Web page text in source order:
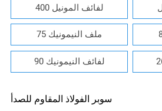
لفائف المونيل 400
ملف النيمونيك 75
لفائف النيمونيك 90
سوبر الفولاذ المقاوم للصدأ